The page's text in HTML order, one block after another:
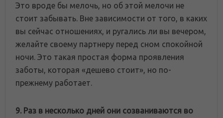
Это вроде бы мелочь, но об этой мелочи не
стоит забывать. Вне зависимости от того, в каких
вы сейчас отношениях, и ругались ли вы вечером,
желайте своему партнеру перед сном спокойной
ночи. Это такая простая форма проявления
заботы, которая «дешево стоит», но по-
прежнему работает.
9. Раз в несколько дней они созваниваются во